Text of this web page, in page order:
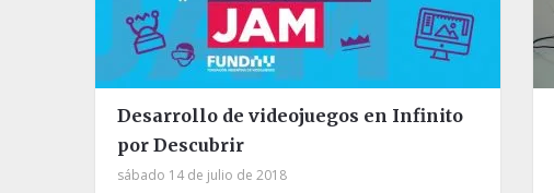
Desarrollo de videojuegos en Infinito
por Descubrir
sábado 14 de julio de 2018